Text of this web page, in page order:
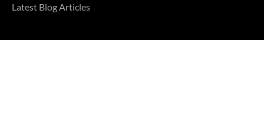
Latest Blog Articles